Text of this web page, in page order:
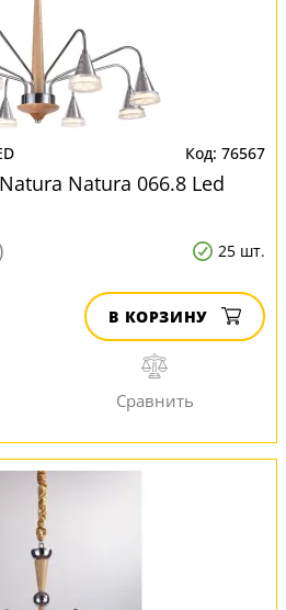
76567
Natura 066.8 Led
25 шт.
В КОРЗИНУ